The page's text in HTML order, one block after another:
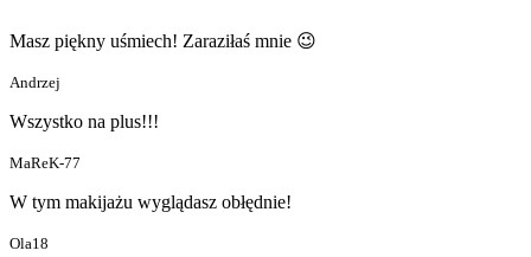
Masz piękny uśmiech! Zaraziłaś mnie 😉
Andrzej
Wszystko na plus!!!
MaReK-77
W tym makijażu wyglądasz obłędnie!
Ola18